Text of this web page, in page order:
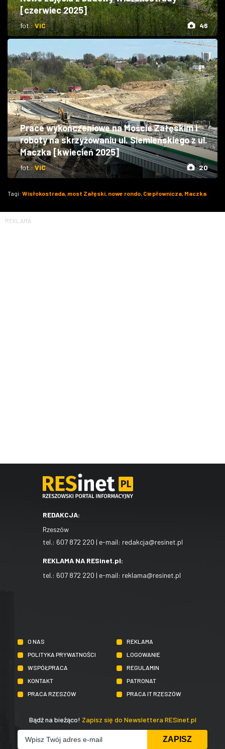
[czerwiec 2025]
fot.:ViC 46
Prace wykończeniowe na Moście Załęskim i
roboty na skrzyżowaniu ul. Siemieńskiego z ul.
Maczka [kwiecień 2025]
fot.:ViC 20
Tagi: Wisłokostrada, most Załęski, nowe rondo, Ciepłownicza, Maczka
REKLAMA
REDAKCJA:
Rzeszów
tel.: 607 872 220 | e-mail: redakcja@resinet.pl
REKLAMA NA RESinet.pl:
tel.: 607 872 220 | e-mail: reklama@resinet.pl
O NAS
REKLAMA
POLITYKA PRYWATNOŚCI
LOGOWANIE
WSPÓŁPRACA
REGULAMIN
KONTAKT
PATRONAT
PRACA RZESZÓW
PRACA IT RZESZÓW
Bądź na bieżąco! Zapisz się do Newslettera RESinet.pl